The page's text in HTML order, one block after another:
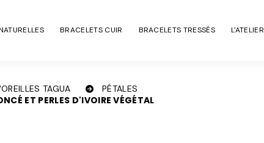
BRACELETS CUIR BRACELETS TRESSÉS L'ATELIER
TAGUA PÉTALES
ET PERLES D'IVOIRE VÉGÉTAL